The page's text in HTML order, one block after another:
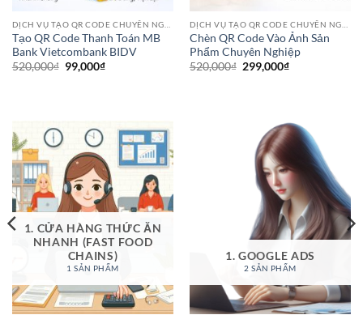
Tạo QR Code Thanh Toán MB
Bank Vietcombank BIDV
520,000₫ Giá
gốc
99,000₫Giá
Chèn QR Code Vào Ảnh Sản
Phẩm Chuyên Nghiệp
520,000₫ Giá
299,000₫Giá
1. CỬA HÀNG THỨC ĂN
NHANH (FAST FOOD
CHAINS)
1 SẢN PHẨM
1. GOOGLE ADS
2 SẢN PHẨM